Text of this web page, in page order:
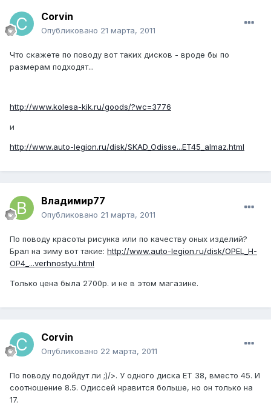
Corvin
Опубликовано 21 марта, 2011
Что скажете по поводу вот таких дисков - вроде бы по
размерам подходят...
http://www.kolesa-kik.ru/goods/?wc=3776
и
http://www.auto-legion.ru/disk/SKAD_Odisse...ET45_almaz.html
Владимир77
Опубликовано 21 марта, 2011
По поводу красоты рисунка или по качеству оных изделий?
Брал на зиму вот такие: http://www.auto-legion.ru/disk/OPEL_H-
OP4_...verhnostyu.html
Только цена была 2700р. и не в этом магазине.
Corvin
Опубликовано 22 марта, 2011
По поводу подойдут ли ;)/>. У одного диска ЕТ 38, вместо 45. И
соотношение 8.5. Одиссей нравится больше, но он только на
17.